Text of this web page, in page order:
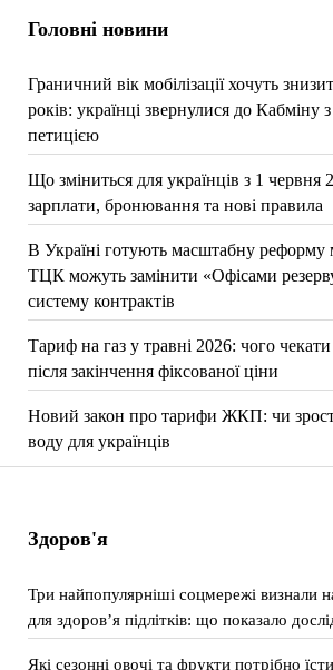
Головні новини
Граничний вік мобілізації хочуть
років: українці звернулися до Кабміну
петицією
Що зміниться для українців з 1 червня
зарплати, бронювання та нові правила
В Україні готують масштабну реформу
ТЦК можуть замінити «Офісами
систему контрактів
Тариф на газ у травні 2026: чого
після закінчення фіксованої ціни
Новий закон про тарифи ЖКП: чи
воду для українців
Здоров'я
Три найпопулярніші соцмережі визнали
для здоров’я підлітків: що показало
Які сезонні овочі та фрукти потрібно